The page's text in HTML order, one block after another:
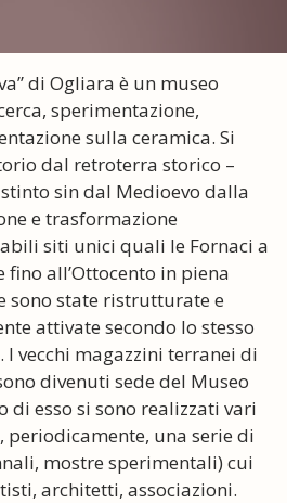
di Ogliara è un museo
sperimentazione,
sulla ceramica. Si
dal retroterra storico –
sin dal Medioevo dalla
e trasformazione
siti unici quali le Fornaci a
fino all’Ottocento in piena
sono state ristrutturate e
attivate secondo lo stesso
I vecchi magazzini terranei di
divenuti sede del Museo
di esso si sono realizzati vari
una serie di
mostre sperimentali) cui
architetti, associazioni.